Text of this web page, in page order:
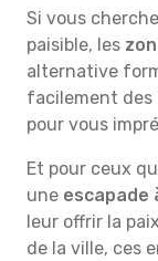
Si vous
paisible, les
alternative
facilement des
pour vous
Et pour ceux
une escapade
leur offrir la
de la ville, ces